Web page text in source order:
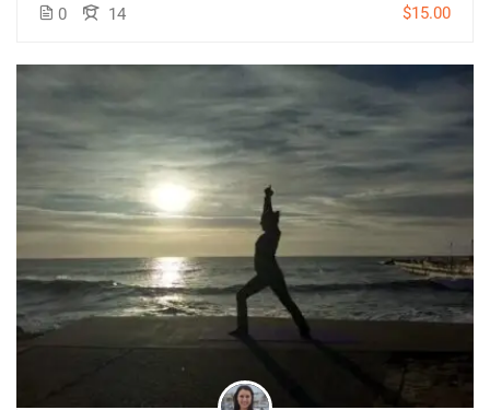
0 14 $15.00